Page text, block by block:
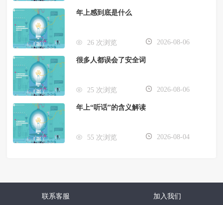
年上感到底是什么
26 次浏览 2026-08-06
很多人都误会了安全词
25 次浏览 2026-08-06
年上“听话”的含义解读
55 次浏览 2026-08-04
联系客服 加入我们